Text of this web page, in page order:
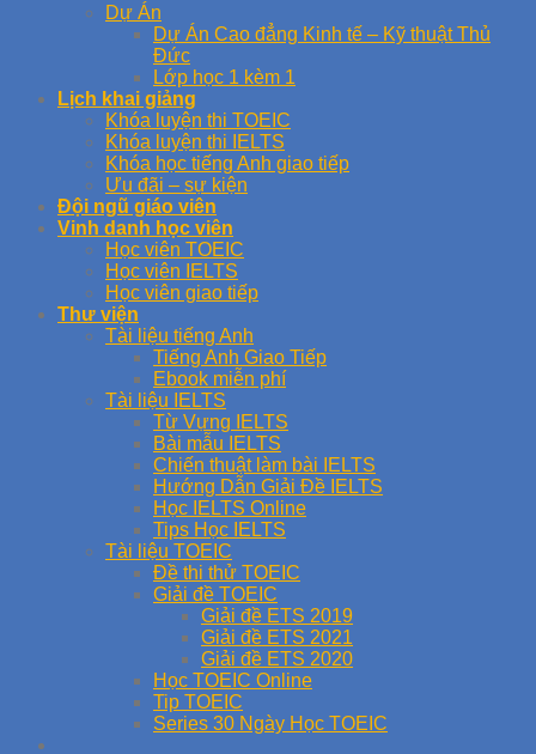
Dự Án
Dự Án Cao đẳng Kinh tế – Kỹ thuật Thủ
Đức
Lớp học 1 kèm 1
Lịch khai giảng
Khóa luyện thi TOEIC
Khóa luyện thi IELTS
Khóa học tiếng Anh giao tiếp
Ưu đãi – sự kiện
Đội ngũ giáo viên
Vinh danh học viên
Học viên TOEIC
Học viên IELTS
Học viên giao tiếp
Thư viện
Tài liệu tiếng Anh
Tiếng Anh Giao Tiếp
Ebook miễn phí
Tài liệu IELTS
Từ Vựng IELTS
Bài mẫu IELTS
Chiến thuật làm bài IELTS
Hướng Dẫn Giải Đề IELTS
Học IELTS Online
Tips Học IELTS
Tài liệu TOEIC
Đề thi thử TOEIC
Giải đề TOEIC
Giải đề ETS 2019
Giải đề ETS 2021
Giải đề ETS 2020
Học TOEIC Online
Tip TOEIC
Series 30 Ngày Học TOEIC